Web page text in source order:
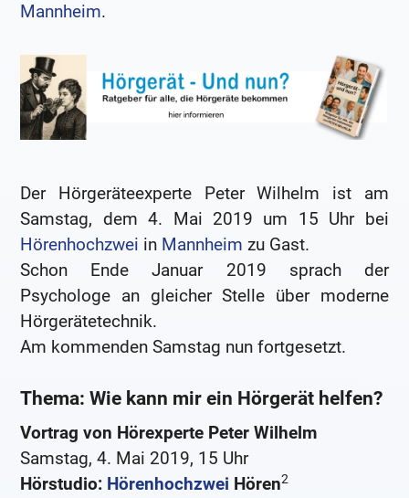
Mannheim.
Der Hörgeräteexperte Peter Wilhelm ist am
Samstag, dem 4. Mai 2019 um 15 Uhr bei
Hörenhochzwei in Mannheim zu Gast.
Schon Ende Januar 2019 sprach der
Psychologe an gleicher Stelle über moderne
Hörgerätetechnik.
Am kommenden Samstag nun fortgesetzt.
Thema: Wie kann mir ein Hörgerät helfen?
Vortrag von Hörexperte Peter Wilhelm
Samstag, 4. Mai 2019, 15 Uhr
Hörstudio: Hörenhochzwei Hören2